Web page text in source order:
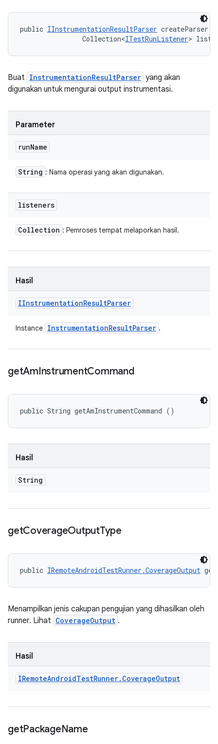
public IInstrumentationResultParser createParser
                Collection<
ITestRunListener>
Buat InstrumentationResultParser yang akan
digunakan untuk mengurai output instrumentasi.
Parameter
runName
String : Nama operasi yang akan digunakan.
listeners
Collection : Pemroses tempat melaporkan hasil.
Hasil
IInstrumentationResultParser
Instance InstrumentationResultParser .
getAmInstrumentCommand
public String getAmInstrumentCommand ()
Hasil
String
getCoverageOutputType
public IRemoteAndroidTestRunner.CoverageOutput
Menampilkan jenis cakupan pengujian yang dihasilkan oleh
runner. Lihat CoverageOutput .
Hasil
IRemoteAndroidTestRunner. CoverageOutput
getPackageName